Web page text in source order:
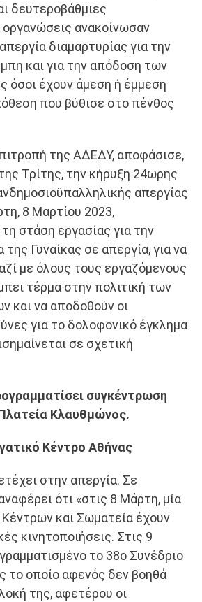
δευτεροβάθμιες
οργανώσεις ανακοίνωσαν
διαμαρτυρίας για την
και για την απόδοση των
όσοι έχουν άμεση ή έμμεση
που βύθισε στο πένθος
της ΑΔΕΔΥ, αποφάσισε,
Τρίτης, την κήρυξη 24ωρης
απεργίας
8 Μαρτίου 2023,
στάση εργασίας για την
Γυναίκας σε απεργία, για να
με όλους τους εργαζόμενους
τέρμα στην πολιτική των
και να αποδοθούν οι
για το δολοφονικό έγκλημα
σε σχετική
συγκέντρωση
Κλαυθμώνος.
Κέντρο Αθήνας
στην απεργία. Σε
ότι «στις 8 Μάρτη, μία
και Σωματεία έχουν
κινητοποιήσεις. Στις 9
το 38ο Συνέδριο
το οποίο αφενός δεν βοηθά
της, αφετέρου οι